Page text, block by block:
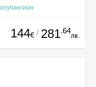
144€ / 281.64
лв.